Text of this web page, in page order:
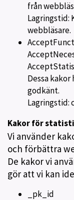
från
Lagringstid:
webbläsare.
Dessa
godkänt.
Lagringstid:
Kakor för
Vi använder
och förbättra
De kakor vi
gör att vi kan
_pk_id